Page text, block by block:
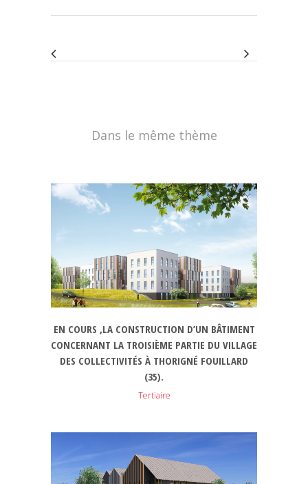
Dans le même thème
EN COURS ,LA CONSTRUCTION D’UN BÂTIMENT
CONCERNANT LA TROISIÈME PARTIE DU VILLAGE
DES COLLECTIVITÉS À THORIGNÉ FOUILLARD
(35).
Tertiaire